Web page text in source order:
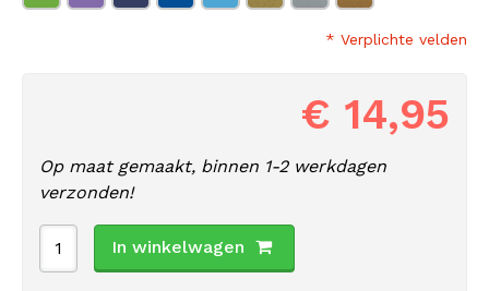
* Verplichte velden
€ 14,95
Op maat gemaakt, binnen 1-2 werkdagen
verzonden!
In winkelwagen